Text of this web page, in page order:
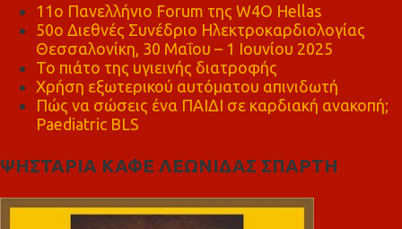
11ο Πανελλήνιο Forum της W4O Hellas
50ο Διεθνές Συνέδριο Ηλεκτροκαρδιολογίας
Θεσσαλονίκη, 30 Μαΐου – 1 Ιουνίου 2025
Το πιάτο της υγιεινής διατροφής
Χρήση εξωτερικού αυτόματου απινιδωτή
Πώς να σώσεις ένα ΠΑΙΔΙ σε καρδιακή ανακοπή;
Paediatric BLS
ΨΗΣΤΑΡΙΑ ΚΑΦΕ ΛΕΩΝΙΔΑΣ ΣΠΑΡΤΗ